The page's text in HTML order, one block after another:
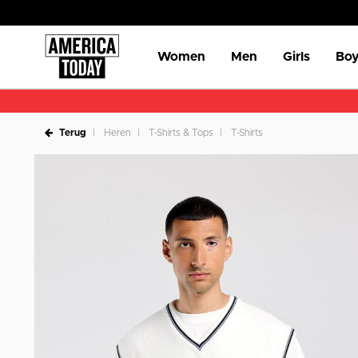
Women Men Girls
Terug Heren T-Shirts & Tops T-Shirts